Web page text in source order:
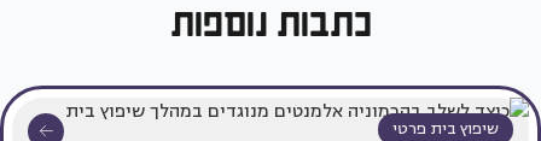
כתבות נוספות
שיפוץ בית פרטי